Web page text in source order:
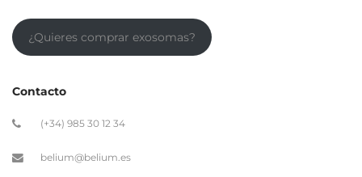
(+34) 985 30 12 34